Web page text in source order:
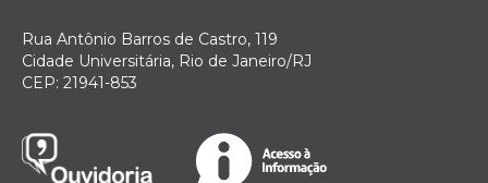
Rua Antônio Barros de Castro, 119
Cidade Universitária, Rio de Janeiro/RJ
CEP: 21941-853